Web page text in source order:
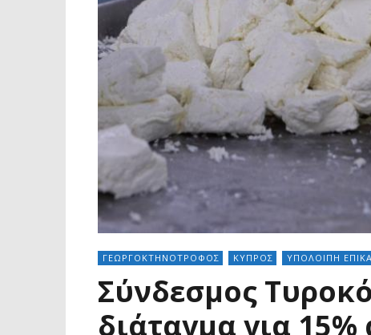
ΓΕΩΡΓΟΚΤΗΝΟΤΡΟΦΟΣ ΚΥΠΡΟΣ ΥΠΟΛΟΙΠΗ
Σύνδεσμος
διάταγμα για